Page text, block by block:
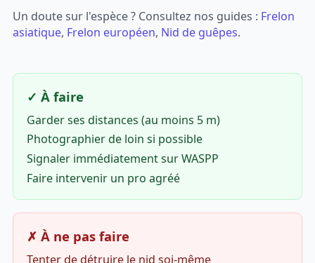
Un doute sur l'espèce ? Consultez nos guides : Frelon
asiatique, Frelon européen, Nid de guêpes.
✓ À faire
Garder ses distances (au moins 5 m)
Photographier de loin si possible
Signaler immédiatement sur WASPP
Faire intervenir un pro agréé
✗ À ne pas faire
Tenter de détruire le nid soi-même